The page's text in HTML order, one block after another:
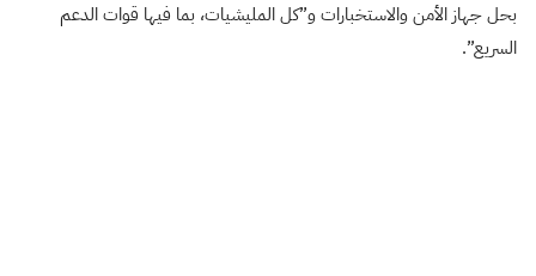
بحل جهاز الأمن والاستخبارات و”كل المليشيات، بما فيها قوات الدعم
السريع”.